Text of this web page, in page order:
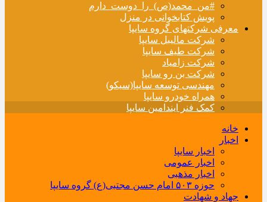
#من_محمد(ص)_را_دوست_دارم
پویش کتابخوانی در منزل
معرفی شرکتهای گروه سایپا
شرکت مالیبل سایپا
شرکت طیف سایپا
شرکت زامیاد
شرکت بن رو سایپا
مهندسی توسعه سایپا(سیکو)
همراه خودرو سایپا
کمک فنر ایندامین سایپا
خانه
اخبار
اخبار سایپا
اخبار عمومی
اخبار مذهبی
حوزه ۵۰۳ امام حسن مجتبی(ع) گروه سایپا
جهاد و شهادت